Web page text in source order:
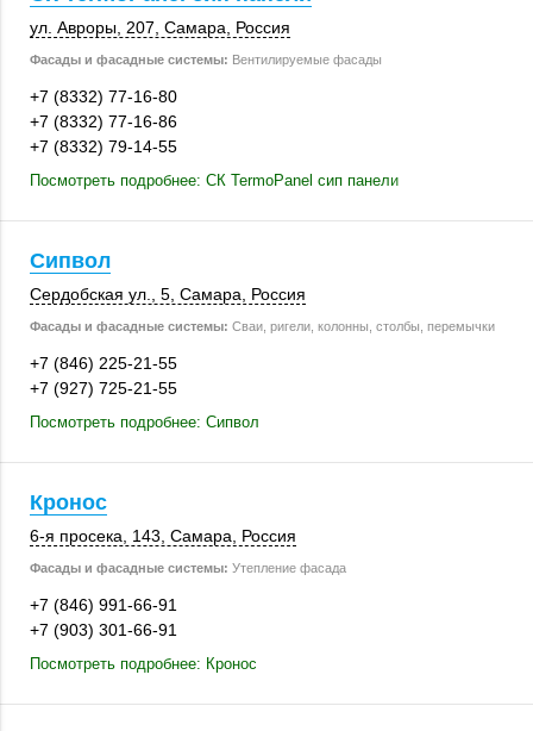
ул. Авроры 207 Самара Россия
Фасады и фасадные системы: Вентилируемые фасады
+7 (8332) 77-16-80
+7 (8332) 77-16-86
+7 (8332) 79-14-55
Посмотреть подробнее: СК TermoPanel сип панели
Сипвол
Сердобская ул., 5 Самара Россия
Фасады и фасадные системы: Сваи, ригели, колонны, столбы, перемычки
+7 (846) 225-21-55
+7 (927) 725-21-55
Посмотреть подробнее: Сипвол
Кронос
6-я просека 143 Самара Россия
Фасады и фасадные системы: Утепление фасада
+7 (846) 991-66-91
+7 (903) 301-66-91
Посмотреть подробнее: Кронос